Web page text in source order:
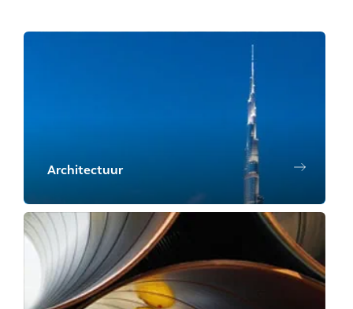
Architectuur